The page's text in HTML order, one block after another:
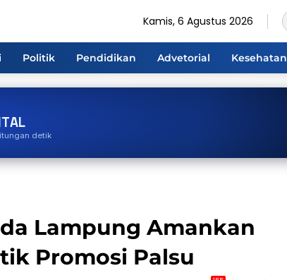
Kamis, 6 Agustus 2026
Politik Pendidikan Advetorial Kesehatan
detik
Lampung Amankan
Promosi Palsu